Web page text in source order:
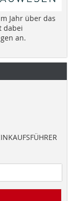
Jahr über das
dabei
an.